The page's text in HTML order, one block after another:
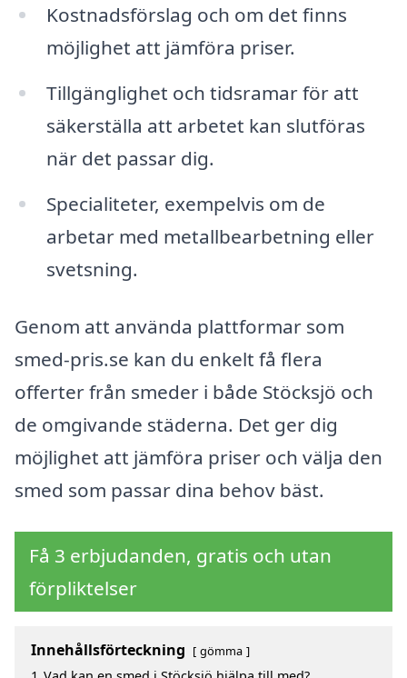
Kostnadsförslag och om det finns
möjlighet att jämföra priser.
Tillgänglighet och tidsramar för att
säkerställa att arbetet kan slutföras
när det passar dig.
Specialiteter, exempelvis om de
arbetar med metallbearbetning eller
svetsning.
Genom att använda plattformar som
smed-pris.se kan du enkelt få flera
offerter från smeder i både Stöcksjö och
de omgivande städerna. Det ger dig
möjlighet att jämföra priser och välja den
smed som passar dina behov bäst.
Få 3 erbjudanden, gratis och utan
förpliktelser
Innehållsförteckning gömma